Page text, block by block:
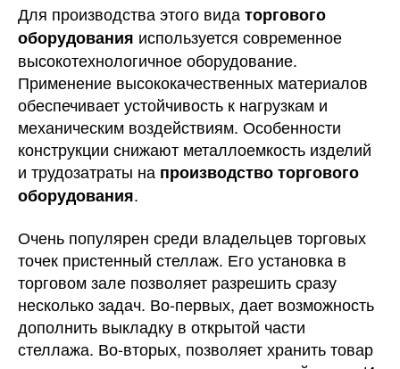
Для производства этого видаторгового
оборудования используется современное
высокотехнологичное оборудование.
Применение высококачественных материалов
обеспечивает устойчивость к нагрузкам и
механическим воздействиям. Особенности
конструкции снижают металлоемкость изделий
и трудозатраты на производство торгового
оборудования.
Очень популярен среди владельцев торговых
точек пристенный стеллаж. Его установка в
торговом зале позволяет разрешить сразу
несколько задач. Во-первых, дает возможность
дополнить выкладку в открытой части
стеллажа. Во-вторых, позволяет хранить товар